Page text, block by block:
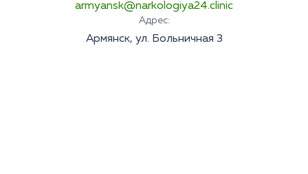
armyansk@narkologiya24.clinic
Адрес:
Армянск, ул. Больничная 3